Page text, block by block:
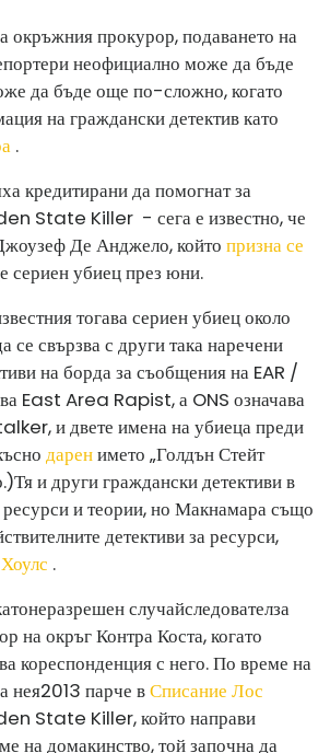
окръжния прокурор, подаването на
неофициално може да бъде
да бъде още по-сложно, когато
на граждански детектив като
.
кредитирани да помогнат за
State Killer ⁠ - сега е известно, че
Де Анджело, който призна се
сериен убиец през юни.
тогава сериен убиец около
се свързва с други така наречени
на борда за съобщения на EAR /
East Area Rapist, а ONS означава
и двете имена на убиеца преди
даренимето „Голдън Стейт
Тя и други граждански детективи в
и теории, но Макнамара също
детективи за ресурси,
.
неразрешен случайследователза
на окръг Контра Коста, когато
кореспонденция с него. По време на
нея2013 парче вСписание Лос
State Killer, който направи
на домакинство, той започна да